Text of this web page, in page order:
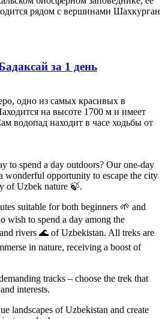
рядом с вершинами Шахкурган
за 1 день
одно из самых красивых в
на высоте 1700 м и имеет
водопад находит в часе ходьбы от
to spend a day outdoors? Our one-day
wonderful opportunity to escape the city
of Uzbek nature 🍃.
suitable for both beginners 🌱 and
wish to spend a day among the
rivers 🌊 of Uzbekistan. All treks are
in nature, receiving a boost of
tracks – choose the trek that
interests.
landscapes of Uzbekistan and create